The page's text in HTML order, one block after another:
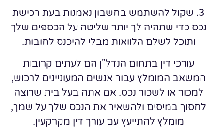
3. שקול להשתמש בחשבון נאמנות בעת רכישת
נכס כדי שתהיה לך יותר שליטה על הכספים שלך
ותוכל לשלם הלוואות מבלי להיכנס לחובות.
עורכי דין בתחום הנדל"ן הם לעתים קרובות
המשאב המומלץ עבור אנשים המעוניינים לרכוש,
למכור או לשכור נכס. אם אתה בעל בית שרוצה
לחסוך במיסים ולהשאיר את הנכס שלך על שמך,
מומלץ להתייעץ עם עורך דין מקרקעין.